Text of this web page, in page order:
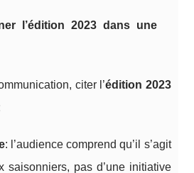
l’édition 2023 dans une
citer l’édition 2023
: l’audience comprend qu’il s’agit
saisonniers, pas d’une initiative